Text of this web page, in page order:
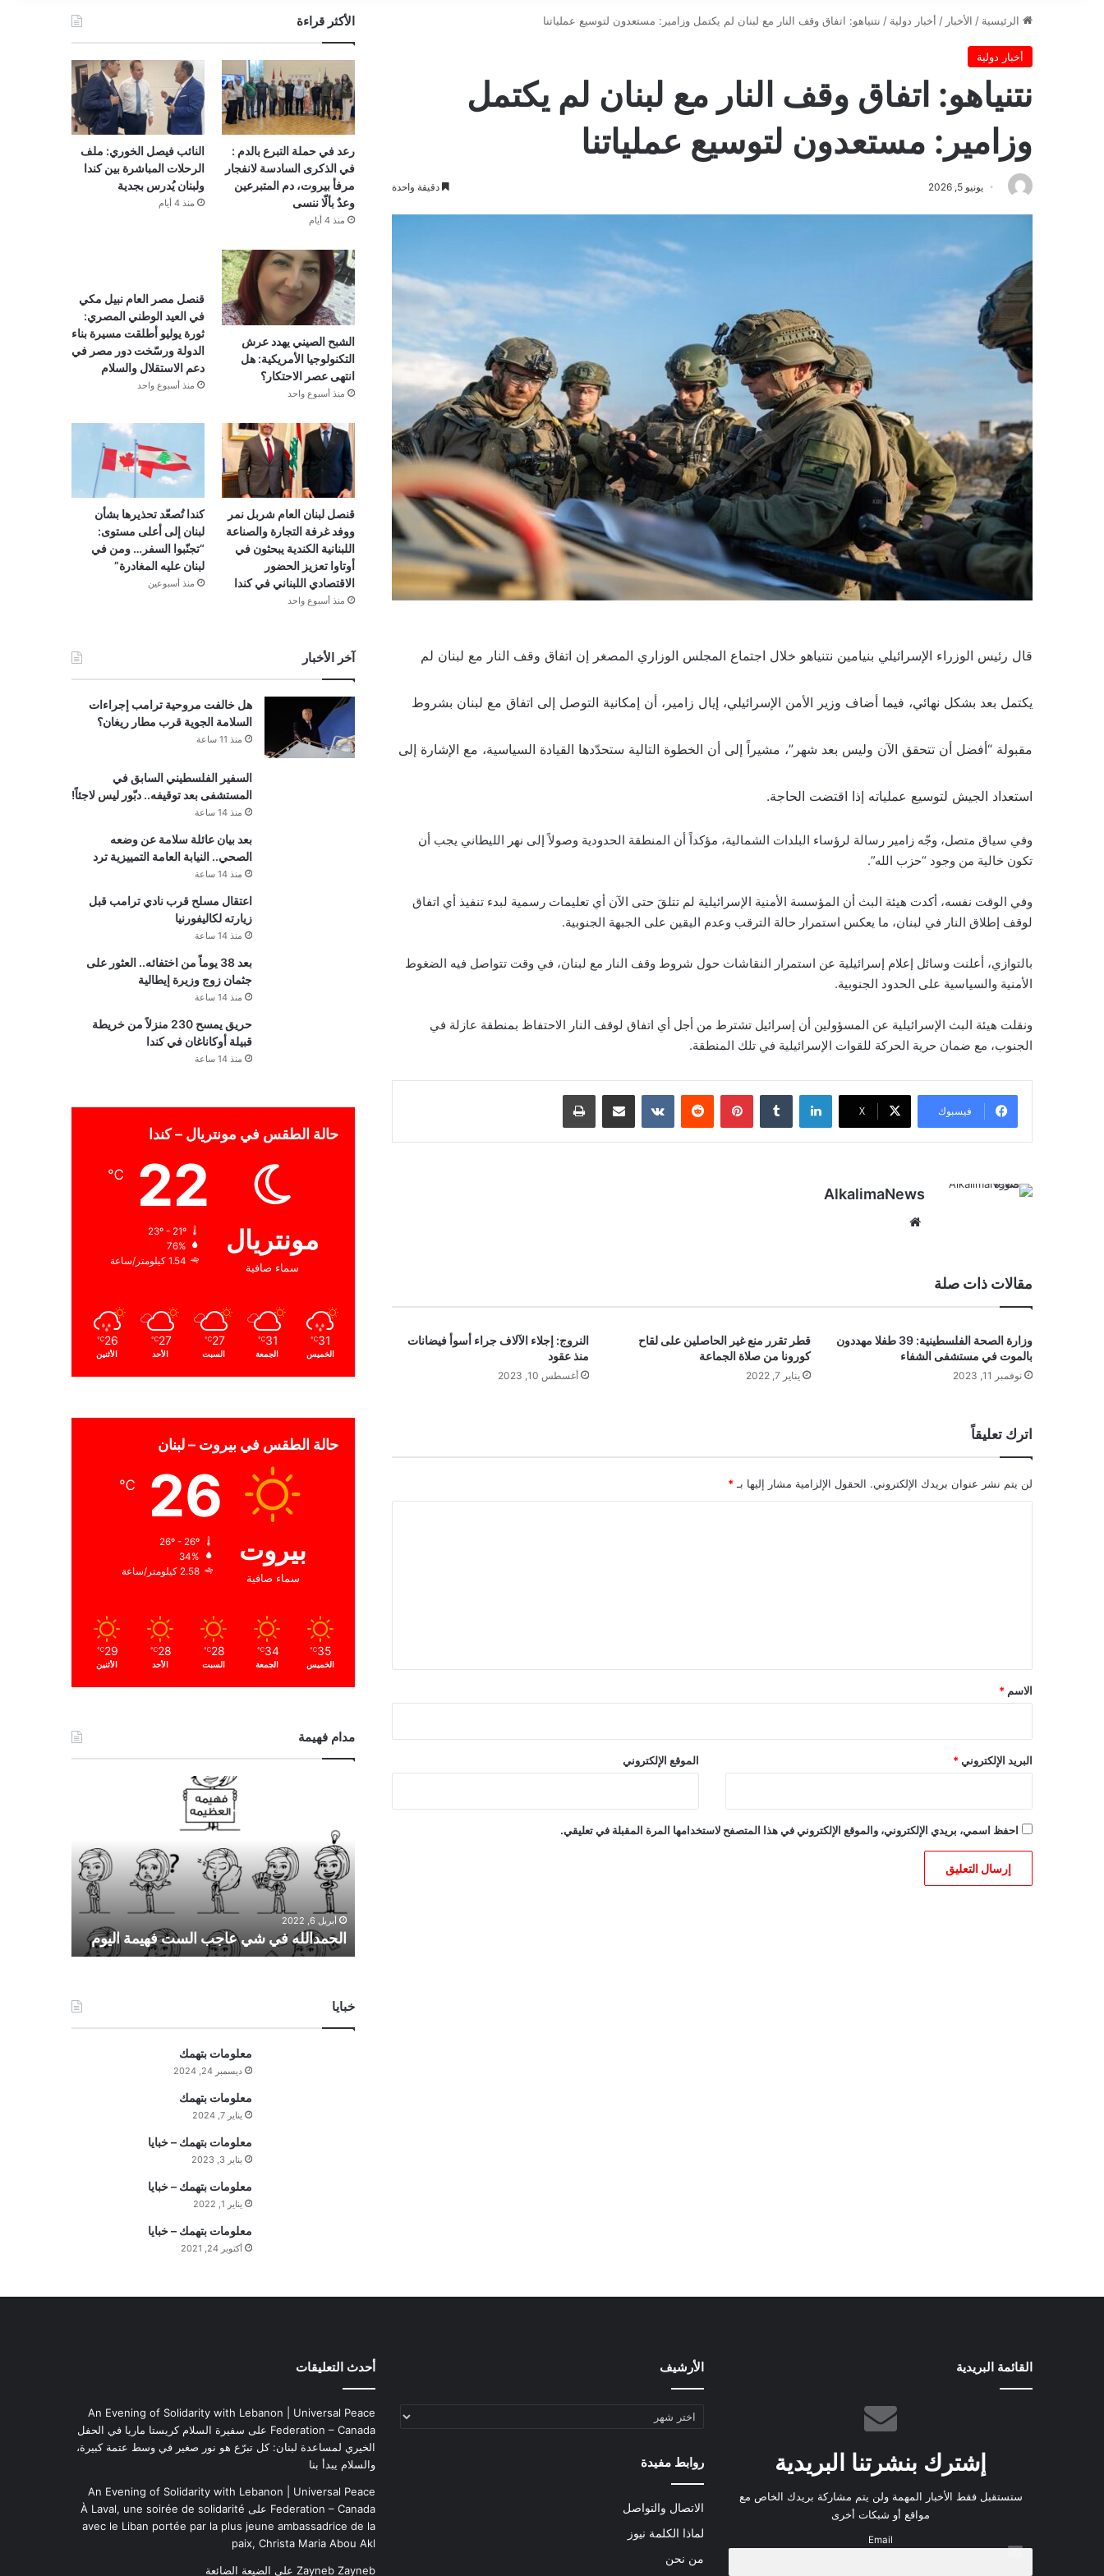
الرئيسية / الأخبار / أخبار دولية / نتنياهو: اتفاق وقف النار مع لبنان لم يكتمل وزامير: مستعدون لتوسيع عملياتنا
أخبار دولية
نتنياهو: اتفاق وقف النار مع لبنان لم يكتمل
وزامير: مستعدون لتوسيع عملياتنا
يونيو 5, 2026 دقيقة واحدة
قال رئيس الوزراء الإسرائيلي بنيامين نتنياهو خلال اجتماع المجلس الوزاري المصغر إن اتفاق وقف النار مع لبنان لم
يكتمل بعد بشكل نهائي، فيما أضاف وزير الأمن الإسرائيلي، إيال زامير، أن إمكانية التوصل إلى اتفاق مع لبنان بشروط
مقبولة “أفضل أن تتحقق الآن وليس بعد شهر”، مشيراً إلى أن الخطوة التالية ستحدّدها القيادة السياسية، مع الإشارة إلى
استعداد الجيش لتوسيع عملياته إذا اقتضت الحاجة.
وفي سياق متصل، وجّه زامير رسالة لرؤساء البلدات الشمالية، مؤكداً أن المنطقة الحدودية وصولاً إلى نهر الليطاني يجب أن
تكون خالية من وجود “حزب الله”.
وفي الوقت نفسه، أكدت هيئة البث أن المؤسسة الأمنية الإسرائيلية لم تتلقَ حتى الآن أي تعليمات رسمية لبدء تنفيذ أي اتفاق
لوقف إطلاق النار في لبنان، ما يعكس استمرار حالة الترقب وعدم اليقين على الجبهة الجنوبية.
بالتوازي، أعلنت وسائل إعلام إسرائيلية عن استمرار النقاشات حول شروط وقف النار مع لبنان، في وقت تتواصل فيه الضغوط
الأمنية والسياسية على الحدود الجنوبية.
ونقلت هيئة البث الإسرائيلية عن المسؤولين أن إسرائيل تشترط من أجل أي اتفاق لوقف النار الاحتفاظ بمنطقة عازلة في
الجنوب، مع ضمان حرية الحركة للقوات الإسرائيلية في تلك المنطقة.
فيسبوك ‫X
لينكدإن بينتيريست
AlkalimaNews
مقالات ذات صلة
وزارة الصحة الفلسطينية: 39 طفلا مهددون
بالموت في مستشفى الشفاء
نوفمبر 11, 2023
قطر تقرر منع غير الحاصلين على لقاح
كورونا من صلاة الجماعة
يناير 7, 2022
النروج: إجلاء الآلاف جراء أسوأ فيضانات
منذ عقود
أغسطس 10, 2023
اترك تعليقاً
لن يتم نشر عنوان بريدك الإلكتروني. الحقول الإلزامية مشار إليها بـ *
*
الاسم *
البريد الإلكتروني * الموقع الإلكتروني
احفظ اسمي، بريدي الإلكتروني، والموقع الإلكتروني في هذا المتصفح لاستخدامها المرة المقبلة في تعليقي.
الأكثر قراءة
رعد في حملة التبرع بالدم :
في الذكرى السادسة لانفجار
مرفأ بيروت، دم المتبرعين
وعدٌ بألّا ننسى
منذ 4 أيام
النائب فيصل الخوري: ملف
الرحلات المباشرة بين كندا
ولبنان يُدرس بجدية
منذ 4 أيام
الشبح الصيني يهدد عرش
التكنولوجيا الأمريكية: هل
انتهى عصر الاحتكار؟
منذ أسبوع واحد
قنصل مصر العام نبيل مكي
في العيد الوطني المصري:
ثورة يوليو أطلقت مسيرة بناء
الدولة ورسّخت دور مصر في
دعم الاستقلال والسلام
منذ أسبوع واحد
قنصل لبنان العام شربل نمر
ووفد غرفة التجارة والصناعة
اللبنانية الكندية يبحثون في
أوتاوا تعزيز الحضور
الاقتصادي اللبناني في كندا
منذ أسبوع واحد
كندا تُصعّد تحذيرها بشأن
لبنان إلى أعلى مستوى:
“تجنّبوا السفر… ومن في
لبنان عليه المغادرة”
منذ أسبوعين
آخر الأخبار
هل خالفت مروحية ترامب إجراءات
السلامة الجوية قرب مطار ريغان؟
منذ 11 ساعة
السفير الفلسطيني السابق في
المستشفى بعد توقيفه.. دبّور ليس لاجئاً!
منذ 14 ساعة
بعد بيان عائلة سلامة عن وضعه
الصحي.. النيابة العامة التمييزية ترد
منذ 14 ساعة
اعتقال مسلح قرب نادي ترامب قبل
زيارته لكاليفورنيا
منذ 14 ساعة
بعد 38 يوماً من اختفائه.. العثور على
جثمان زوج وزيرة إيطالية
منذ 14 ساعة
حريق يمسح 230 منزلاً من خريطة
قبيلة أوكاناغان في كندا
منذ 14 ساعة
حالة الطقس في مونتريال – كندا
مونتريال
سماء صافية
22
℃
23º - 21º
76%
1.54 كيلومتر/ساعة
31
℃
الخميس
31
℃
الجمعة
27
℃
السبت
27
℃
الأحد
26
℃
الأثنين
حالة الطقس في بيروت – لبنان
بيروت
سماء صافية
26
℃
34%
2.58 كيلومتر/ساعة
35
℃
الخميس
34
℃
الجمعة
28
℃
السبت
28
℃
الأحد
29
℃
الأثنين
مدام فهيمة
د
ي
ع
ا
أبريل 6, 2022
الحمدالله في شي عاجب الست فهيمة اليوم
خبايا
معلومات بتهمك
ديسمبر 24, 2024
معلومات بتهمك
يناير 7, 2024
معلومات بتهمك – خبايا
يناير 3, 2023
معلومات بتهمك – خبايا
يناير 1, 2022
معلومات بتهمك – خبايا
أكتوبر 24, 2021
القائمة البريدية
إشترك بنشرتنا البريدية
ستستقبل فقط الأخبار المهمة ولن يتم مشاركة بريدك الخاص مع
مواقع أو شبكات أخرى
Email
الأرشيف
الأرشيف
روابط مفيدة
الاتصال والتواصل
لماذا الكلمة نيوز
من نحن
أحدث التعليقات
An Evening of Solidarity with Lebanon | Universal Peace
Federation – Canada على سفيرة السلام كريستا ماريا في الحفل
الخيري لمساعدة لبنان: كل تبرّع هو نور صغير في وسط عتمة كبيرة،
والسلام يبدأ بنا
An Evening of Solidarity with Lebanon | Universal Peace
Federation – Canada على À Laval, une soirée de solidarité
avec le Liban portée par la plus jeune ambassadrice de la
paix, Christa Maria Abou Akl
Zayneb Zaynebعلى الضيعة الضائعة